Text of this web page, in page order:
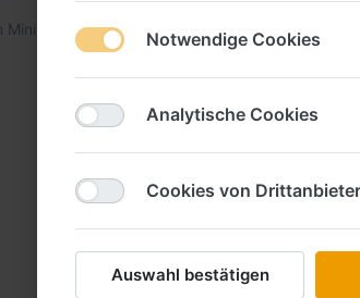
Mini Van (GB) Notwendige Cookies
Analytische Cookies
Cookies von
Auswahl bestätigen